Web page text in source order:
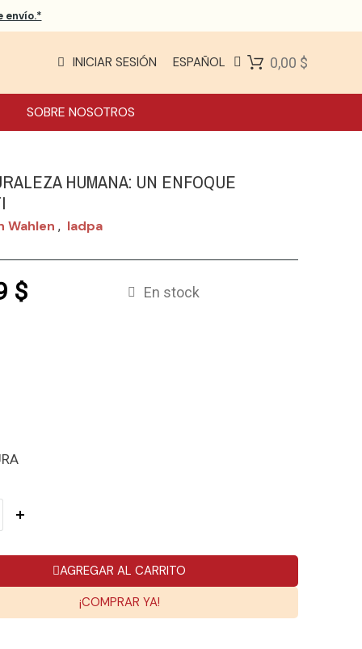
envío.*
INICIAR SESIÓN ESPAÑOL 0,00 $
SOBRE NOSOTROS
HUMANA: UN ENFOQUE
Wahlen , Iadpa
$
En stock
AGREGAR AL CARRITO
¡COMPRAR YA!